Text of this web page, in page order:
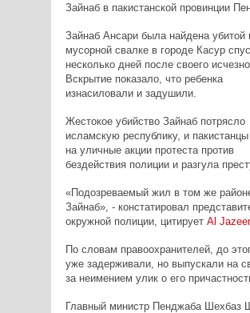
Зайнаб в пакистанской провинции
Зайнаб Ансари была найдена убитой
мусорной свалке в городе Касур
несколько дней после своего
Вскрытие показало, что ребенка
изнасиловали и задушили.
Жестокое убийство Зайнаб потрясло
исламскую республику, и
на уличные акции протеста против
бездействия полиции и разгула
«Подозреваемый жил в том же
Зайнаб», - констатировал
окружной полиции, цитирует Al
По словам правоохранителей, до
уже задерживали, но выпускали на
за неимением улик о его
Главный министр Пенджаба Шехбаз